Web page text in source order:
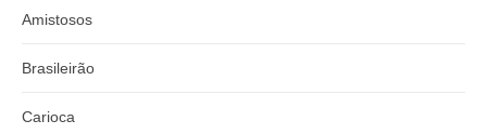
Amistosos
Brasileirão
Carioca